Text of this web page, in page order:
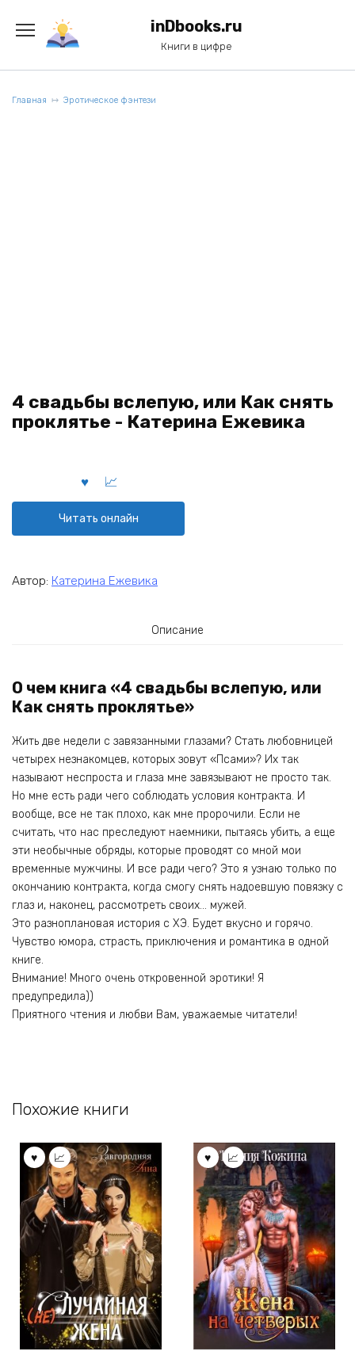
содержанию
inDbooks.ru
Книги в цифре
Главная Эротическое фэнтези
4 свадьбы вслепую, или Как снять
проклятье - Катерина Ежевика
Читать онлайн
Автор: Катерина Ежевика
Описание
О чем книга «4 свадьбы вслепую, или
Как снять проклятье»
Жить две недели с завязанными глазами? Стать любовницей
четырех незнакомцев, которых зовут «Псами»? Их так
называют неспроста и глаза мне завязывают не просто так.
Но мне есть ради чего соблюдать условия контракта. И
вообще, все не так плохо, как мне пророчили. Если не
считать, что нас преследуют наемники, пытаясь убить, а еще
эти необычные обряды, которые проводят со мной мои
временные мужчины. И все ради чего? Это я узнаю только по
окончанию контракта, когда смогу снять надоевшую повязку с
глаз и, наконец, рассмотреть своих… мужей.
Это разноплановая история с ХЭ. Будет вкусно и горячо.
Чувство юмора, страсть, приключения и романтика в одной
книге.
Внимание! Много очень откровенной эротики! Я
предупредила))
Приятного чтения и любви Вам, уважаемые читатели!
Похожие книги